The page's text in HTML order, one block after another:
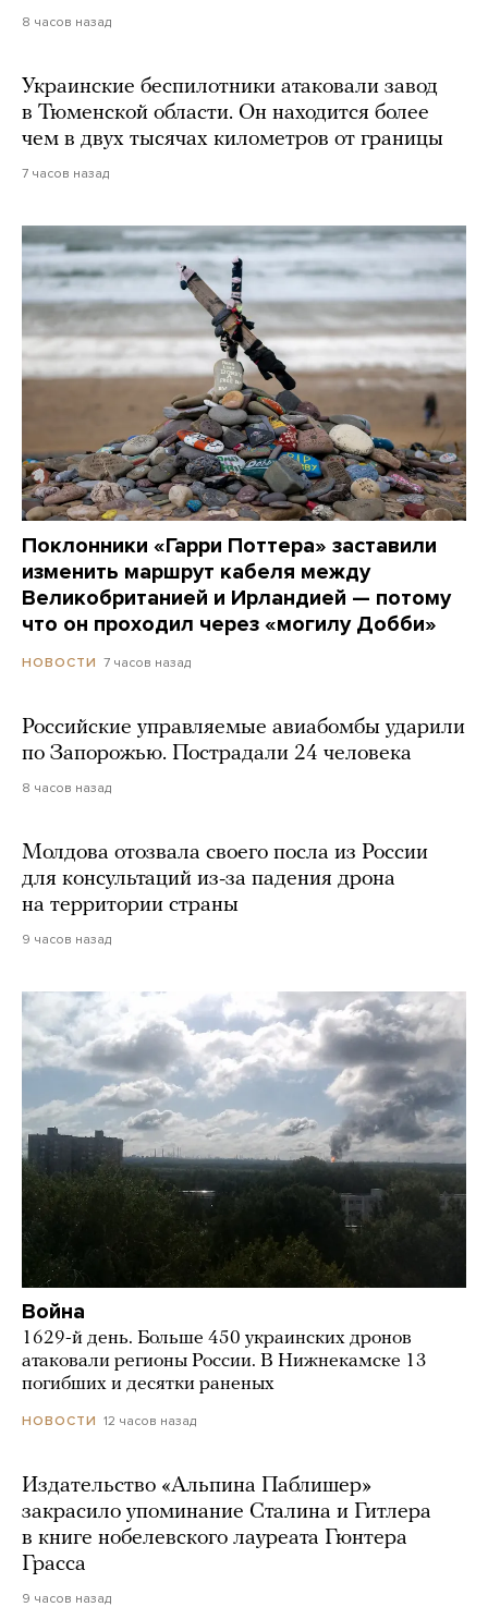
8 часов назад
Украинские беспилотники атаковали завод
в Тюменской области. Он находится более
чем в двух тысячах километров от границы
7 часов назад
Поклонники «Гарри Поттера» заставили
изменить маршрут кабеля между
Великобританией и Ирландией — потому
что он проходил через «могилу Добби»
НОВОСТИ 7 часов назад
Российские управляемые авиабомбы ударили
по Запорожью. Пострадали 24 человека
8 часов назад
Молдова отозвала своего посла из России
для консультаций из-за падения дрона
на территории страны
9 часов назад
Война
1629-й день. Больше 450 украинских дронов
атаковали регионы России. В Нижнекамске 13
погибших и десятки раненых
НОВОСТИ 12 часов назад
Издательство «Альпина Паблишер»
закрасило упоминание Сталина и Гитлера
в книге нобелевского лауреата Гюнтера
Грасса
9 часов назад